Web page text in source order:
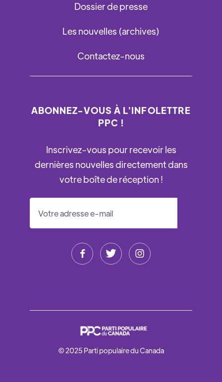
Dossier de presse
Les nouvelles (archives)
Contactez-nous
ABONNEZ-VOUS À L'INFOLETTRE
PPC !
Inscrivez-vous pour recevoir les
dernières nouvelles directement dans
votre boîte de réception !
  
© 2025 Parti populaire du Canada